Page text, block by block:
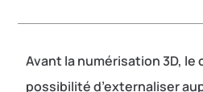
Avant la numérisation 3D, le
possibilité d’externaliser